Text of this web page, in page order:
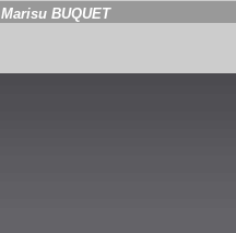
Marisu BUQUET